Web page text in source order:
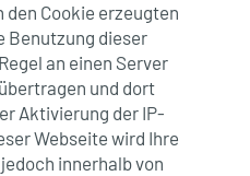
Cookie erzeugten
Benutzung dieser
an einen Server
und dort
Aktivierung der IP-
Webseite wird Ihre
innerhalb von